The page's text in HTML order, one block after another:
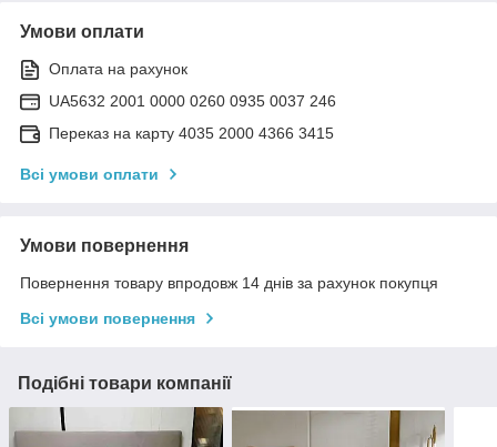
Умови оплати
Оплата на рахунок
UA5632 2001 0000 0260 0935 0037 246
Переказ на карту 4035 2000 4366 3415
Всі умови оплати
Умови повернення
Повернення товару впродовж 14 днів за рахунок покупця
Всі умови повернення
Подібні товари компанії